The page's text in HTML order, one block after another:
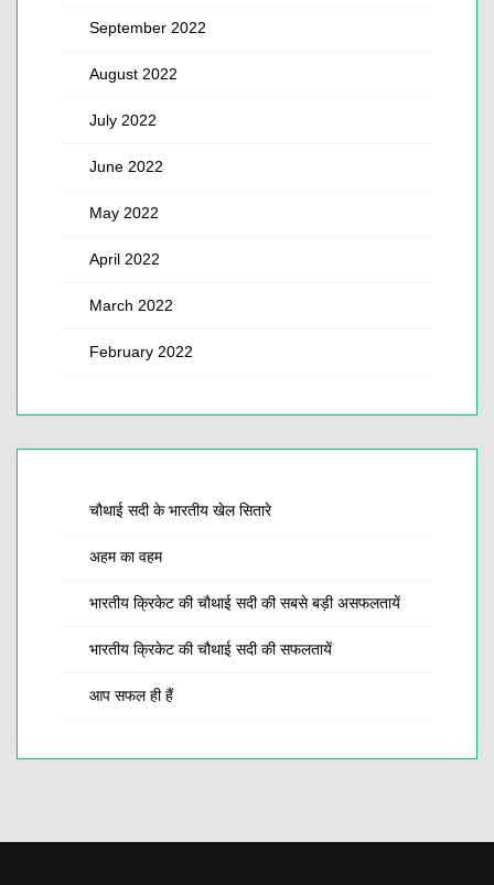
September 2022
August 2022
July 2022
June 2022
May 2022
April 2022
March 2022
February 2022
चौथाई सदी के भारतीय खेल सितारे
अहम का वहम
भारतीय क्रिकेट की चौथाई सदी की सबसे बड़ी असफलतायें
भारतीय क्रिकेट की चौथाई सदी की सफलतायें
आप सफल ही हैं